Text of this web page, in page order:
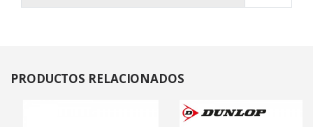
PRODUCTOS RELACIONADOS